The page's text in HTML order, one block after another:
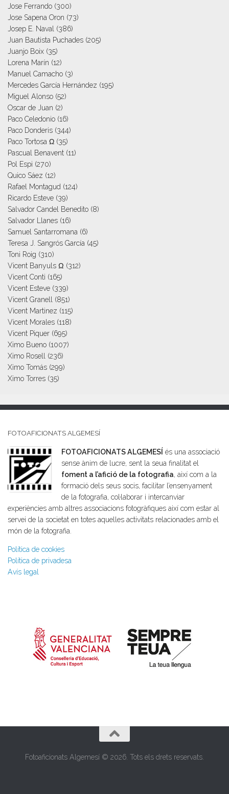
Jose Ferrando (300)
Jose Sapena Oron (73)
Josep E. Naval (386)
Juan Bautista Puchades (205)
Juanjo Boix (35)
Lorena Marín (12)
Manuel Camacho (3)
Mercedes García Hernández (195)
Miguel Alonso (52)
Oscar de Juan (2)
Paco Celedonio (16)
Paco Donderis (344)
Paco Tortosa Ω (35)
Pascual Benavent (11)
Pol Espi (270)
Quico Sáez (12)
Rafael Montagud (124)
Ricardo Esteve (39)
Salvador Candel Benedito (8)
Salvador Llanes (16)
Samuel Santarromana (6)
Teresa J. Sangrós García (45)
Toni Roig (310)
Vicent Banyuls Ω (312)
Vicent Conti (165)
Vicent Esteve (339)
Vicent Granell (851)
Vicent Martinez (115)
Vicent Morales (118)
Vicent Piquer (695)
Ximo Bueno (1007)
Ximo Rosell (236)
Ximo Tomás (299)
Ximo Torres (35)
FOTOAFICIONATS ALGEMESÍ
FOTOAFICIONATS ALGEMESÍ és una associació
sense ànim de lucre, sent la seua finalitat el
foment a l’afició de la fotografia, així com a la
formació dels seus socis, facilitar l’ensenyament
de la fotografia, col·laborar i intercanviar
experiències amb altres associacions fotogràfiques així com estar al
servei de la societat en totes aquelles activitats relacionades amb el
món de la fotografia.
Política de cookies
Política de privadesa
Avís legal
Fotoaficionats Algemesí © 2026. Tots els drets reservats.